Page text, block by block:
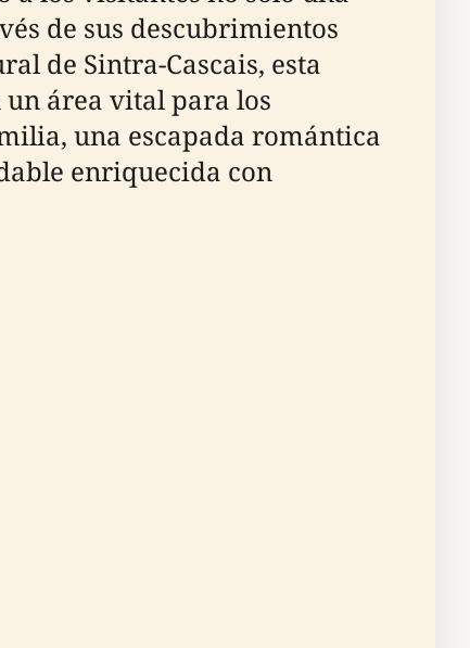
de sus descubrimientos
de Sintra-Cascais, esta
área vital para los
una escapada romántica
enriquecida con